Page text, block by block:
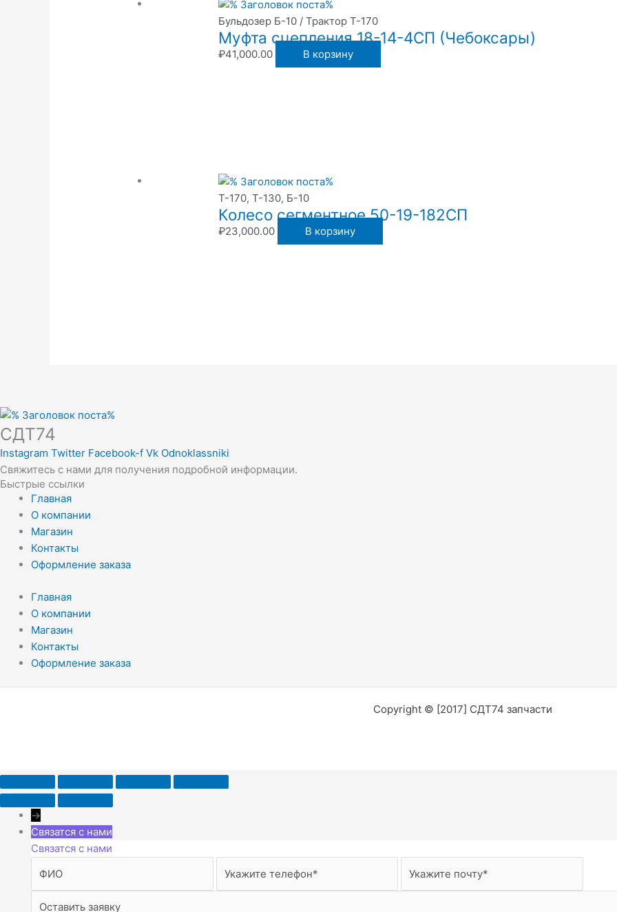
Бульдозер Б-10 / Трактор Т-170
Муфта сцепления 18-14-4СП (Чебоксары)
₽41,000.00 В корзину
Т-170, Т-130, Б-10
Колесо сегментное 50-19-182СП
₽23,000.00 В корзину
СДТ74
Instagram Twitter Facebook-f Vk Odnoklassniki
Свяжитесь с нами для получения подробной информации.
Быстрые ссылки
Главная
О компании
Магазин
Контакты
Оформление заказа
Главная
О компании
Магазин
Контакты
Оформление заказа
Copyright © [2017] СДТ74 запчасти
→
Связатся с нами
Связатся с нами